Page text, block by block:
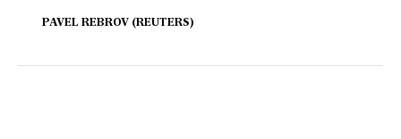
PAVEL REBROV (REUTERS)